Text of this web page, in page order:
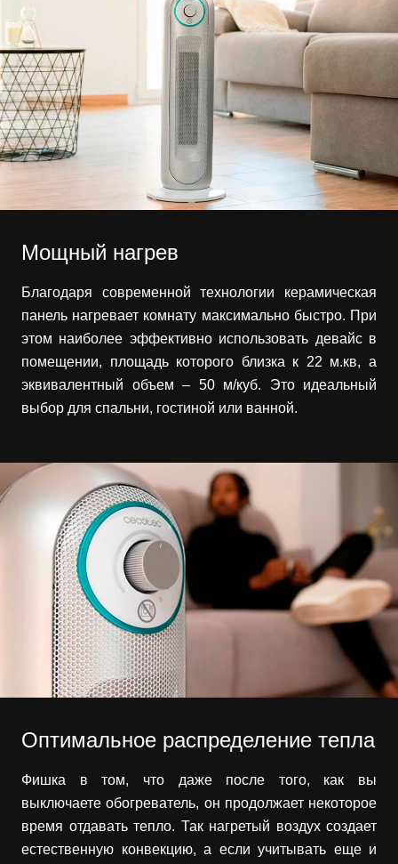
Мощный нагрев
Благодаря современной технологии керамическая
панель нагревает комнату максимально быстро. При
этом наиболее эффективно использовать девайс в
помещении, площадь которого близка к 22 м.кв, а
эквивалентный объем – 50 м/куб. Это идеальный
выбор для спальни, гостиной или ванной.
Оптимальное распределение тепла
Фишка в том, что даже после того, как вы
выключаете обогреватель, он продолжает некоторое
время отдавать тепло. Так нагретый воздух создает
естественную конвекцию, а если учитывать еще и